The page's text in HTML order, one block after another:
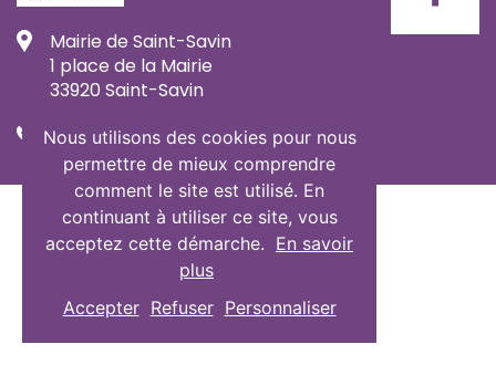
Mairie de Saint-Savin
1 place de la Mairie
33920 Saint-Savin
05 57 58 95 95
© 2026 Mairie de Saint-Savin
Nous utilisons des cookies pour nous
permettre de mieux comprendre
comment le site est utilisé. En
continuant à utiliser ce site, vous
acceptez cette démarche. En savoir
plus
Accepter Refuser Personnaliser